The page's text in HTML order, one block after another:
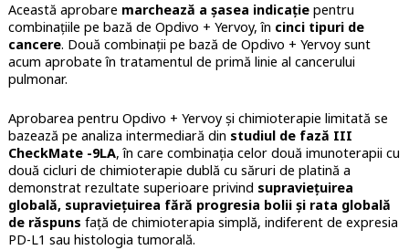
Această aprobare marchează a șasea indicațiepentru
combinațiile pe bază de Opdivo + Yervoy, în cinci tipuri de
cancere. Două combinații pe bază de Opdivo + Yervoy sunt
acum aprobate în tratamentul de primă linie al cancerului
pulmonar.
Aprobarea pentru Opdivo + Yervoy și chimioterapie limitată se
bazează pe analiza intermediară din studiul de fază III
CheckMate -9LA, în care combinația celor două imunoterapii cu
două cicluri de chimioterapie dublă cu săruri de platină a
demonstrat rezultate superioare privind supraviețuirea
globală, supraviețuirea fără progresia bolii și rata globală
de răspuns față de chimioterapia simplă, indiferent de expresia
PD-L1 sau histologia tumorală.